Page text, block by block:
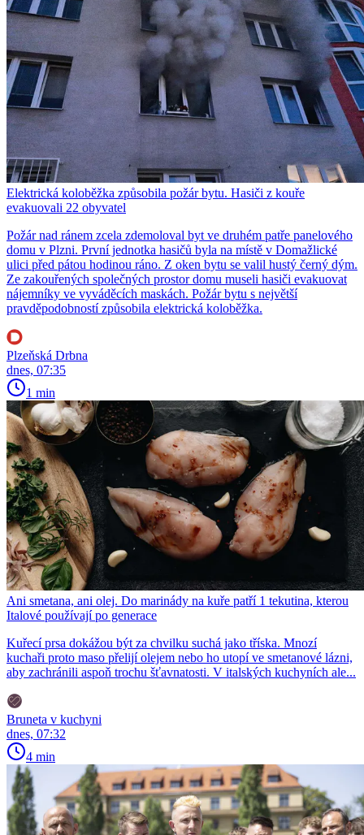
Elektrická koloběžka způsobila požár bytu. Hasiči z kouře
evakuovali 22 obyvatel
Požár nad ránem zcela zdemoloval byt ve druhém patře panelového
domu v Plzni. První jednotka hasičů byla na místě v Domažlické
ulici před pátou hodinou ráno. Z oken bytu se valil hustý černý dým.
Ze zakouřených společných prostor domu museli hasiči evakuovat
nájemníky ve vyváděcích maskách. Požár bytu s největší
pravděpodobností způsobila elektrická koloběžka.
Plzeňská Drbna
dnes, 07:35
1 min
Ani smetana, ani olej. Do marinády na kuře patří 1 tekutina, kterou
Italové používají po generace
Kuřecí prsa dokážou být za chvilku suchá jako tříska. Mnozí
kuchaři proto maso přelijí olejem nebo ho utopí ve smetanové lázni,
aby zachránili aspoň trochu šťavnatosti. V italských kuchyních ale...
Bruneta v kuchyni
dnes, 07:32
4 min